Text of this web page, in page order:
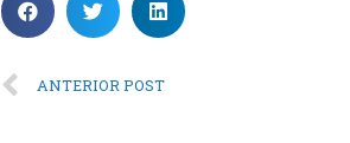
ANTERIOR POST